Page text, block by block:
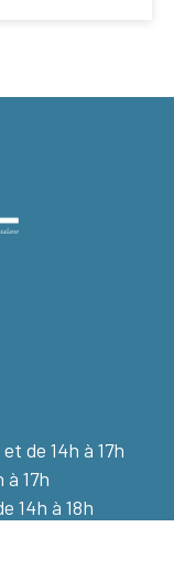
de 14h à 17h
17h
14h à 18h